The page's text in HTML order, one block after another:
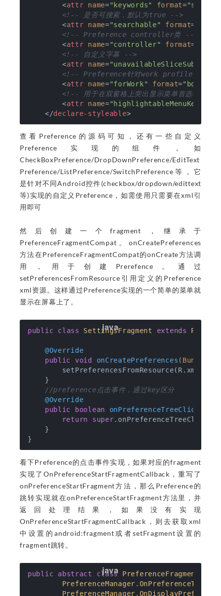
<attr name="keywords" format="string"
<!-- 是否可搜索，默认为true -->
<attr name="searchable" format=
<!-- Preference controller类 -->
<attr name="controller" format=
<!-- 自定义字幕 -->
<attr name="unavailableSliceSubtitle"
<!-- Preference针对work profile，默认
<attr name="forWork" format="boolean"
<!-- 用于在双窗格上突出显示菜单首选项的标
<attr name="highlightableMenuKey"
</declare-styleable>
查看Preference的源码可知，还有一些自定义
Preference实现的组件，如
CheckBoxPreference/DropDownPreference/EditText
Preference/ListPreference/SwitchPreference等，它
是针对不同Android控件(checkbox/dropdown/edittext
等)实现的自定义Preference，如需使用只需要在xml引
用即可
然后创建一个fragment，继承于
PreferenceFragmentCompat。onCreatePreferences
方法在PreferenceFragmentCompat的onCreate方法调
用，用于创建Prerefence。通过
setPreferencesFromResource引用定义的Preference
xml资源。这样通过Preference实现的一个简单的菜单就
显示在屏幕上了。
public class SettingsFragment extends
@Override
public
void onCreatePreferences (Bundle
    }
//preference点击事件，通过key区分
@Override
public
boolean onPreferenceTreeClick
return
super
    }
看下Preference的点击事件实现，如果对应的fragment
实现了OnPreferenceStartFragmentCallback，重写了
onPreferenceStartFragment方法，那么Preference的
跳转实现就在onPreferenceStartFragment方法里，并
返回处理结果，如果没有实现
OnPreferenceStartFragmentCallback，则去获取xml
中设置的android:fragment或者setFragment设置的
fragment跳转。
public abstract class
PreferenceManager .
PreferenceManager .